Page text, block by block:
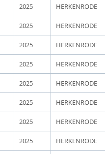
2025 HERKENRODE
2025 HERKENRODE
2025 HERKENRODE
2025 HERKENRODE
2025 HERKENRODE
2025 HERKENRODE
2025 HERKENRODE
2025 HERKENRODE